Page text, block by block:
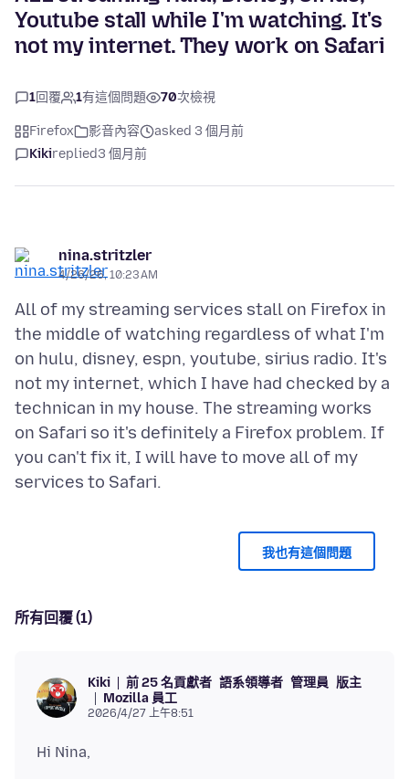
Youtube stall while I'm watching. It's
not my internet. They work on Safari
1回覆 1有這個問題 70次檢視
Firefox 影音內容
asked 3 個月前
Kikireplied3 個月前
nina.stritzler
4/26/26, 10:23 AM
All of my streaming services stall on Firefox in
the middle of watching regardless of what I'm
on hulu, disney, espn, youtube, sirius radio. It's
not my internet, which I have had checked by a
technican in my house. The streaming works
on Safari so it's definitely a Firefox problem. If
you can't fix it, I will have to move all of my
我也有這個問題
所有回覆 (1)
Kiki 前 25 名貢獻者 語系領導者 管理員 版主
Mozilla 員工
2026/4/27 上午8:51